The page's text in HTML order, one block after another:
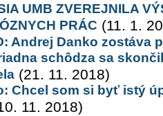
UMB ZVEREJNILA
PRÁC (11. 1.
Andrej Danko zostáva
schôdza sa
(21. 11. 2018)
Chcel som si byť istý
11. 2018)